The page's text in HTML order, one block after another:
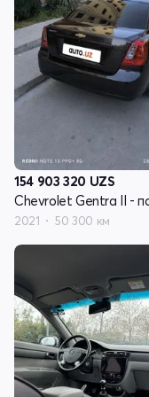
154 903 320 UZS
2021 50 300 км